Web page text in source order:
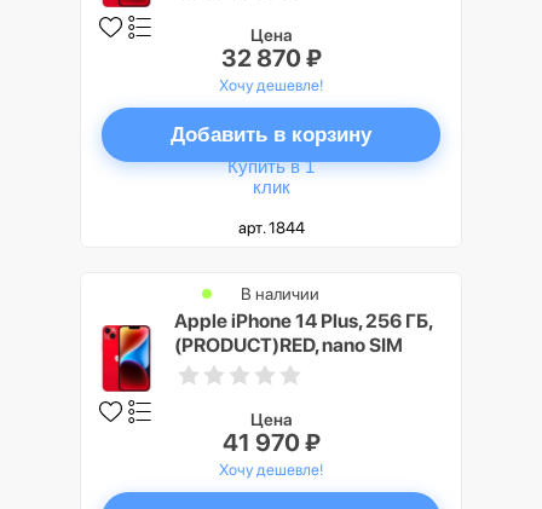
Цена
32 870 ₽
Хочу дешевле!
Добавить в корзину
Купить в 1
клик
арт. 1844
Apple iPhone 14 Plus, 256 ГБ,
(PRODUCT)RED, nano SIM
В наличии
Цена
41 970 ₽
Хочу дешевле!